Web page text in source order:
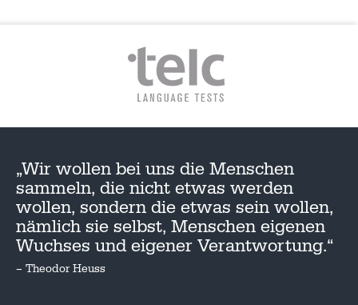
„Wir wollen bei uns die Menschen
sammeln, die nicht etwas werden
wollen, sondern die etwas sein wollen,
nämlich sie selbst, Menschen eigenen
Wuchses und eigener Verantwortung.“
– Theodor Heuss